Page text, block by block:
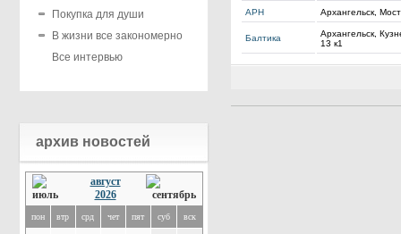
Покупка для души
В жизни все закономерно
Все интервью
архив новостей
август
2026
пон втр срд чет пят суб вск
АРН Архангельск,
Балтика
Архангельск,
13 к1